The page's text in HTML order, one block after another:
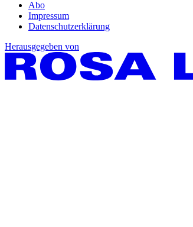
Abo
Impressum
Datenschutzerklärung
Herausgegeben von